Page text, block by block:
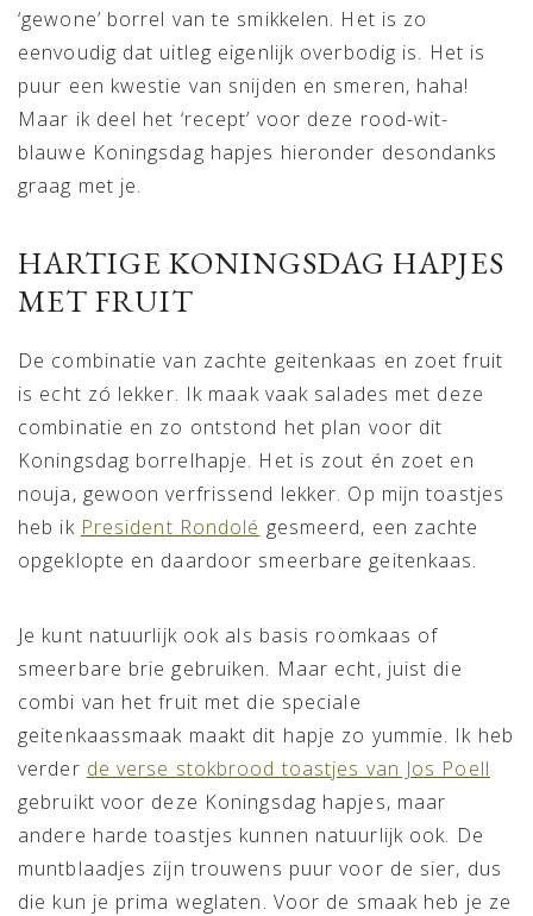
‘gewone’ borrel van te smikkelen. Het is zo
eenvoudig dat uitleg eigenlijk overbodig is. Het is
puur een kwestie van snijden en smeren, haha!
Maar ik deel het ‘recept’ voor deze rood-wit-
blauwe Koningsdag hapjes hieronder desondanks
graag met je.
HARTIGE KONINGSDAG HAPJES
MET FRUIT
De combinatie van zachte geitenkaas en zoet fruit
is echt zó lekker. Ik maak vaak salades met deze
combinatie en zo ontstond het plan voor dit
Koningsdag borrelhapje. Het is zout én zoet en
nouja, gewoon verfrissend lekker. Op mijn toastjes
heb ik President Rondolé gesmeerd, een zachte
opgeklopte en daardoor smeerbare geitenkaas.
Je kunt natuurlijk ook als basis roomkaas of
smeerbare brie gebruiken. Maar echt, juist die
combi van het fruit met die speciale
geitenkaassmaak maakt dit hapje zo yummie. Ik heb
verder de verse stokbrood toastjes van Jos Poell
gebruikt voor deze Koningsdag hapjes, maar
andere harde toastjes kunnen natuurlijk ook. De
muntblaadjes zijn trouwens puur voor de sier, dus
die kun je prima weglaten. Voor de smaak heb je ze